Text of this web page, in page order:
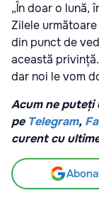
„În doar o lună,
Zilele
din punct de
această
dar noi le vom
Acum ne puteți
pe Telegram,
curent cu